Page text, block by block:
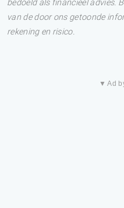
bedoeld als financieel advies.
van de door ons getoonde
rekening en risico.
▼ Ad